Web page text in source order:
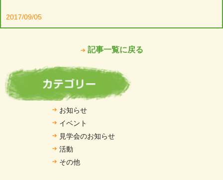
2017/09/05
記事一覧に戻る
お知らせ
イベント
見学会のお知らせ
活動
その他